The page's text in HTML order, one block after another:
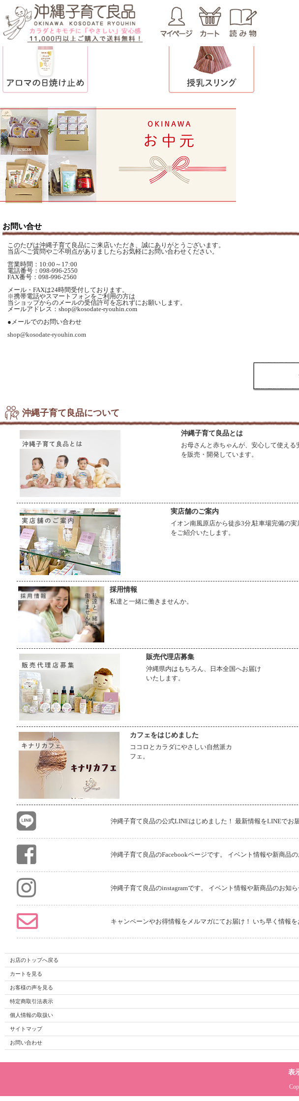
お問い合せ
このたびは沖縄子育て良品にご来店いただき、誠にありがとうございます。
当店へご質問やご不明点がありましたらお気軽にお問い合わせください。
営業時間：10:00～17:00
電話番号：098-996-2550
FAX番号：098-996-2560
メール・FAXは24時間受付しております。
※携帯電話やスマートフォンをご利用の方は
当ショップからのメールの受信許可を忘れずにお願いします。
メールアドレス：shop@kosodate-ryouhin.com
●メールでのお問い合わせ
shop@kosodate-ryouhin.com
沖縄子育て良品について
沖縄子育て良品とは
お母さんと赤ちゃんが、安心して使える
を販売・開発しています。
実店舗のご案内
イオン南風原店から徒歩3分,駐車場完備の実
をご紹介いたします。
採用情報
私達と一緒に働きませんか。
販売代理店募集
沖縄県内はもちろん、日本全国へお届け
いたします。
カフェをはじめました
ココロとカラダにやさしい自然派カ
フェ。
沖縄子育て良品の公式LINEはじめました！ 最新情報をLINEでお
沖縄子育て良品のFacebookページです。 イベント情報や新商品
沖縄子育て良品のinstagramです。 イベント情報や新商品のお知ら
キャンペーンやお得情報をメルマガにてお届け！ いち早く情報を
お店のトップへ戻る
カートを見る
お客様の声を見る
特定商取引法表示
個人情報の取扱い
サイトマップ
お問い合わせ
表